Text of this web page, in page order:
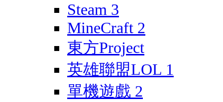
Steam 3
MineCraft 2
東方Project
英雄聯盟LOL 1
單機遊戲 2